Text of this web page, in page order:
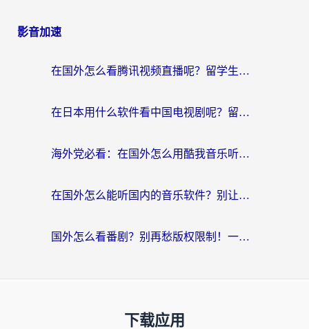
影音加速
在国外怎么看腾讯视频直播呢？留学生亲测有效的回国加速指南
在日本用什么软件看中国电视剧呢？留学生亲测有效的回国加速方案
海外党必看：在国外怎么用酷我音乐听音乐？告别“地区不支持”的实用指南
在国外怎么能听国内的音乐软件？别让版权限制断了你的“中文歌单”
国外怎么看番剧？别再愁版权限制！一个工具解决所有回国追剧难题
下载应用